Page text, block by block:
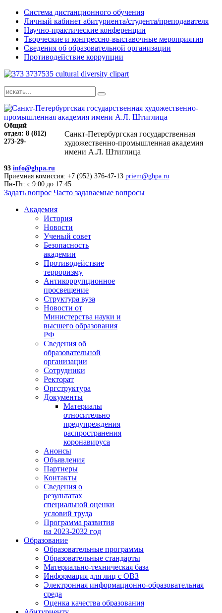
Система дистанционного обучения
Личный кабинет абитуриента/студента/преподавателя
Научно-практические конференции
Творческие и конгрессно-выставочные мероприятия
Сведения об образовательной организации
Противодействие коррупции
Санкт-Петербургская государственная
художественно-промышленная академия
имени А.Л. Штиглица
Общий
отдел: 8 (812)
273-29-
93 info@ghpa.ru
Приемная комиссия: +7 (952) 376-47-13 priem@ghpa.ru
Пн-Пт: с 9:00 до 17:45
Задать вопрос Часто задаваемые вопросы
Академия
История
Новости
Ученый совет
Безопасность
академии
Противодействие
терроризму
Антикоррупционное
просвещение
Структура вуза
Новости от
Министерства науки и
высшего образования
РФ
Сведения об
образовательной
организации
Сотрудники
Ректорат
Оргструктура
Документы
Материалы
относительно
предупреждения
распространения
коронавируса
Анонсы
Объявления
Партнеры
Контакты
Сведения о
результатах
специальной оценки
условий труда
Программа развития
на 2023-2032 год
Образование
Образовательные программы
Образовательные стандарты
Материально-техническая база
Информация для лиц с ОВЗ
Электронная информационно-образовательная
среда
Оценка качества образования